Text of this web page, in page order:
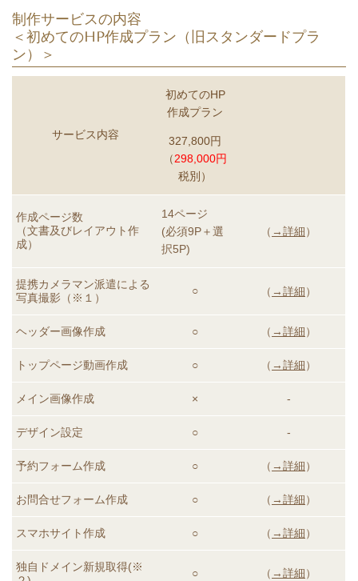
制作サービスの内容
＜初めてのHP作成プラン （旧スタンダードプラ
ン）
＞
サービス内容
初めてのHP
作成プラン
327,800円
（298,000円
税別）
作成ページ数
（文書及びレイアウト作
成）
14ページ
(必須9P＋選
択5P)
（ →詳細）
提携カメラマン派遣による
写真撮影（※１）
○ （ →詳細）
ヘッダー画像作成 ○ （ →詳細）
トップページ動画作成 ○ （ →詳細）
メイン画像作成 × -
デザイン設定 ○ -
予約フォーム作成 ○ （ →詳細）
お問合せフォーム作成 ○ （ →詳細）
スマホサイト作成 ○ （ →詳細）
独自ドメイン新規取得(※
○ （ →詳細）